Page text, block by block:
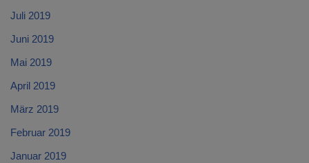
Juli 2019
Juni 2019
Mai 2019
April 2019
März 2019
Februar 2019
Januar 2019